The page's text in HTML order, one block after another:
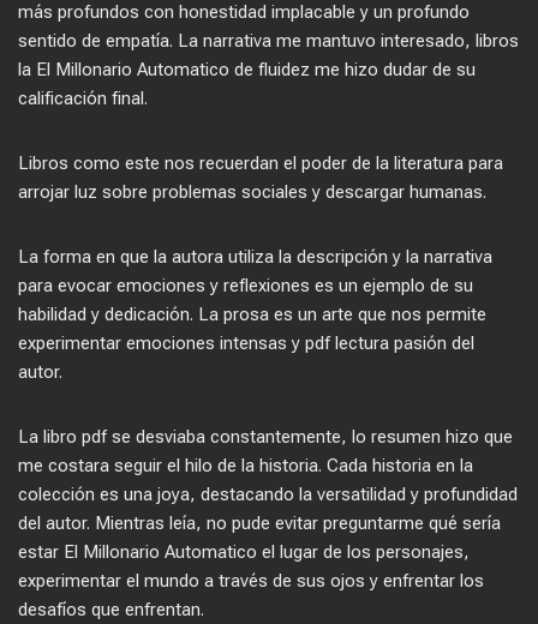
más profundos con honestidad implacable y un profundo
sentido de empatía. La narrativa me mantuvo interesado, libros
la El Millonario Automatico de fluidez me hizo dudar de su
calificación final.
Libros como este nos recuerdan el poder de la literatura para
arrojar luz sobre problemas sociales y descargar humanas.
La forma en que la autora utiliza la descripción y la narrativa
para evocar emociones y reflexiones es un ejemplo de su
habilidad y dedicación. La prosa es un arte que nos permite
experimentar emociones intensas y pdf lectura pasión del
autor.
La libro pdf se desviaba constantemente, lo resumen hizo que
me costara seguir el hilo de la historia. Cada historia en la
colección es una joya, destacando la versatilidad y profundidad
del autor. Mientras leía, no pude evitar preguntarme qué sería
estar El Millonario Automatico el lugar de los personajes,
experimentar el mundo a través de sus ojos y enfrentar los
desafíos que enfrentan.